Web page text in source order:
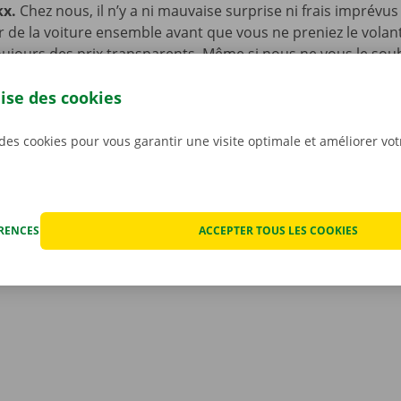
Chez nous, il n’y a ni mauvaise surprise ni frais
de la voiture ensemble avant que vous ne preniez le
des prix transparents. Même si nous ne vous le
de location. Vous pourrez dans ce cas compter sur
la route en toute sérénité !
des cookies
cookies pour vous garantir une visite optimale et améliorer
ACCEPTER TOUS LES COOKIES